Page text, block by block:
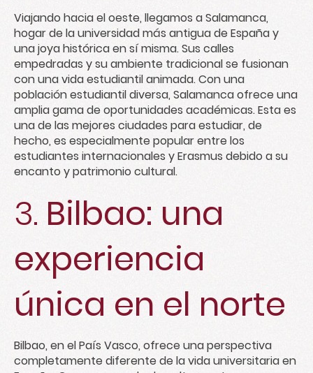
Viajando hacia el oeste, llegamos a Salamanca,
hogar de la universidad más antigua de España y
una joya histórica en sí misma. Sus calles
empedradas y su ambiente tradicional se fusionan
con una vida estudiantil animada. Con una
población estudiantil diversa, Salamanca ofrece una
amplia gama de oportunidades académicas. Esta es
una de las mejores ciudades para estudiar, de
hecho, es especialmente popular entre los
estudiantes internacionales y Erasmus debido a su
encanto y patrimonio cultural.
3. Bilbao: una
experiencia
única en el norte
Bilbao, en el País Vasco, ofrece una perspectiva
completamente diferente de la vida universitaria en